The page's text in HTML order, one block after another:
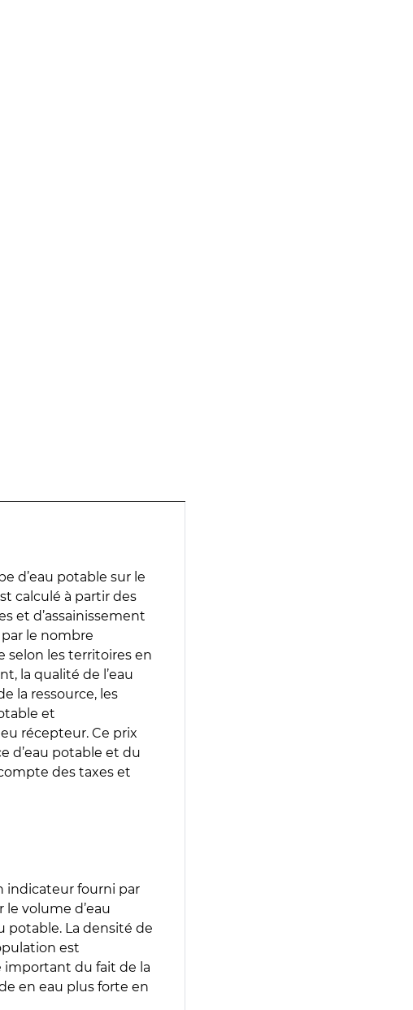
d’eau potable sur le
calculé à partir des
et d’assainissement
le nombre
selon les territoires en
la qualité de l’eau
la ressource, les
et
récepteur. Ce prix
d’eau potable et du
des taxes et
indicateur fourni par
le volume d’eau
potable. La densité de
est
important du fait de la
en eau plus forte en